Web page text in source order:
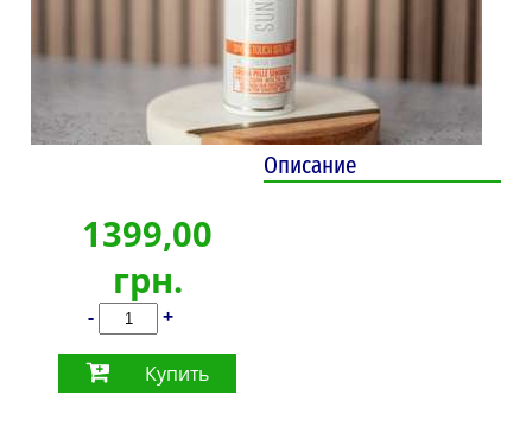
1399,00
грн.
- +
Купить
Описание